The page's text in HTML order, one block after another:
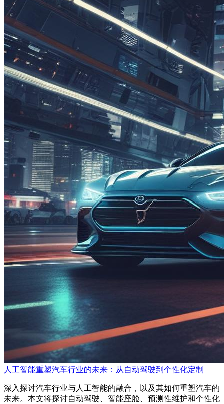
人工智能重塑汽车行业的未来：从自动驾驶到个性化定制
深入探讨汽车行业与人工智能的融合，以及其如何重塑汽车的
未来。本文将探讨自动驾驶、智能座舱、预测性维护和个性化